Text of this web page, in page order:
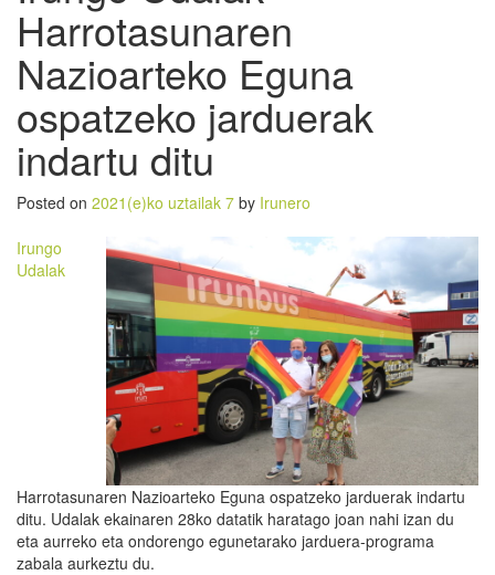
Harrotasunaren
Nazioarteko Eguna
ospatzeko jarduerak
indartu ditu
Posted on 2021(e)ko uztailak 7 by Irunero
Irungo
Udalak
Harrotasunaren Nazioarteko Eguna ospatzeko jarduerak indartu
ditu. Udalak ekainaren 28ko datatik haratago joan nahi izan du
eta aurreko eta ondorengo egunetarako jarduera-programa
zabala aurkeztu du.